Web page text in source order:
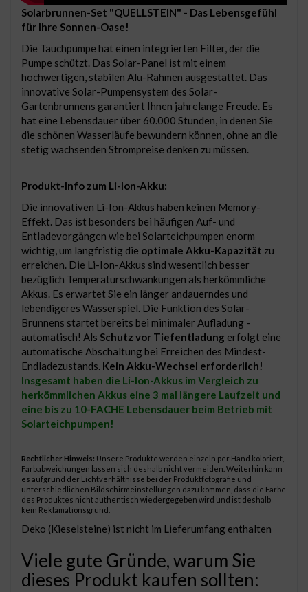
Solarbrunnen-Set "QUELLSTEIN" - Das Lebensgefühl
für Ihre Sonnen-Oase!
Die Tauchpumpe hat einen integrierten Filter, der die
Pumpe schützt. Das Solar-Panel ist mit einem
hochwertigen, stabilen Alu-Rahmen ausgestattet. Das
innovative Solar-Pumpensystem des Solar-
Gartenbrunnens garantiert Ihnen jahrelange Freude. Es
hat eine Lebensdauer über 60.000 Stunden, in denen Sie
die schönen Wasserläufe bewundern können, ohne an die
stetig wachsenden Strompreise denken zu müssen.
Produkt-Info zum Li-Ion-Akku:
Die innovativen Li-Ion-Akkus haben keinen Memory-
Effekt. Das ist besonders bei häufigen Auf- und
Entladevorgängen wie bei Solarteichpumpen enorm
wichtig, um langfristig die optimale Akku-Kapazität zu
erreichen. Die Li-Ion-Akkus sind wesentlich besser
bezüglich Temperaturschwankungen als herkömmliche
Akkus. Es erwartet Sie ein länger andauerndes und
lebendigeres Wasserspiel. Die Funktion des Solar-
Brunnens startet bereits bei minimaler Aufladung -
automatisch! Als Schutz vor Tiefentladung erfolgt eine
automatische Abschaltung bei Erreichen des Mindest-
Endladezustands. Kein Akku-Wechsel erforderlich!
Insgesamt haben die Li-Ion-Akkus im Vergleich zu
herkömmlichen Akkus eine 3 mal längere Laufzeit und
eine bis zu 10-FACHE Lebensdauer beim Betrieb mit
Solarteichpumpen!
Rechtlicher Hinweis: Unsere Produkte werden einzeln per Hand koloriert,
Farbabweichungen lassen sich deshalb nicht vermeiden. Weiterhin kann
es aufgrund der Lichtverhältnisse bei der Produktfotografie und
unterschiedlichen Bildschirmeinstellungen dazu kommen, dass die Farbe
des Produktes nicht authentisch wiedergegeben wird und ist deshalb
kein Reklamationsgrund.
Deko (Kieselsteine) ist nicht im Lieferumfang enthalten
Viele gute Gründe, warum Sie
dieses Produkt kaufen sollten: